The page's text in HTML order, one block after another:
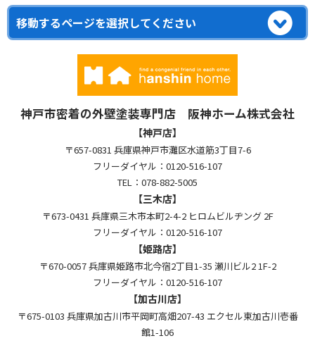
神戸市密着の外壁塗装専門店 阪神ホーム株式会社
【神戸店】
〒657-0831 兵庫県神戸市灘区水道筋3丁目7-6
フリーダイヤル：0120-516-107
TEL：078-882-5005
【三木店】
〒673-0431 兵庫県三木市本町2-4-2 ヒロムビルヂング 2F
フリーダイヤル：0120-516-107
【姫路店】
〒670-0057 兵庫県姫路市北今宿2丁目1-35 瀬川ビル2 1F-2
フリーダイヤル：0120-516-107
【加古川店】
〒675-0103 兵庫県加古川市平岡町高畑207-43 エクセル東加古川壱番
館1-106